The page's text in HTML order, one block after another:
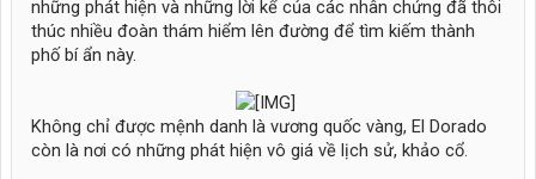
những phát hiện và những lời kể của các nhân chứng đã thôi
thúc nhiều đoàn thám hiểm lên đường để tìm kiếm thành
phố bí ẩn này.
Không chỉ được mệnh danh là vương quốc vàng, El Dorado
còn là nơi có những phát hiện vô giá về lịch sử, khảo cổ.